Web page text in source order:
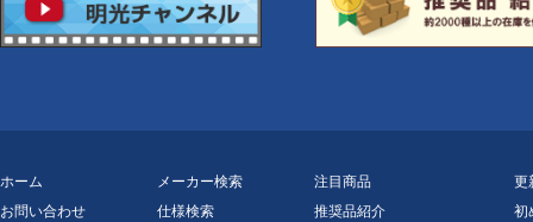
ホーム
お問い合わせ
メーカー検索
仕様検索
注目商品
推奨品紹介
更
初